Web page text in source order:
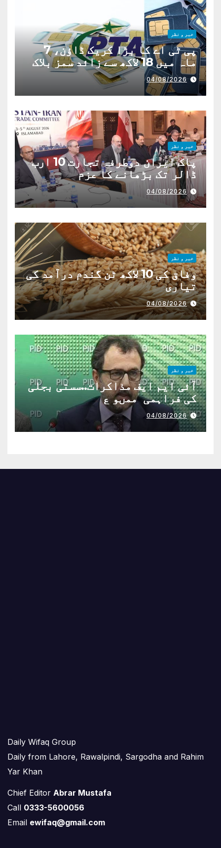
خبر و نظر
پی ٹی اے کا بڑا کریک ڈاؤن، 7
ماہ میں 18 لاکھ سے زائد سمز بلاک
04/08/2026
خبر و نظر
پاک ایران دوطرفہ تجارت 10 ارب
ڈالر تک بڑھانے کا عزم
04/08/2026
خبر و نظر
وفاق کی 10 لاکھ ٹن گندم درآمد کی
تیاری
04/08/2026
خبر و نظر
آئی ایم ایف مذاکرات..سستی بجلی
کی فراہمی ممںو ع
04/08/2026
Daily Wifaq Group
Daily from Lahore, Rawalpindi, Sargodha and Rahim
Yar Khan
Chief Editor Abrar Mustafa
Call 0333-5600056
Email ewifaq@gmail.com